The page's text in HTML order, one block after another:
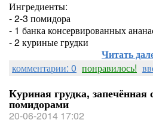
Ингредиенты:
- 2-3 помидора
- 1 банка консервированных
- 2 куриные грудки
Читать
комментарии: 0 понравилось!
Куриная грудка,
помидорами
20-06-2014 17:02